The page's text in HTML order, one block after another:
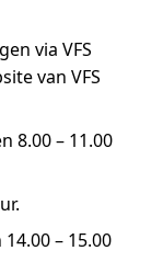
via VFS
van VFS
8.00 – 11.00
– 15.00